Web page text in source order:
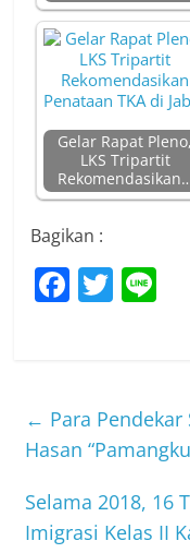
Gelar Rapat Pleno,
LKS Tripartit
Bagikan :
F
b
o
o
k
T
← Para
Hasan
Selama 2018, 16
Imigrasi Kelas II